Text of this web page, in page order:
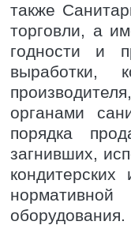
также
торговли, а
годности и
выработки,
органами
порядка
загнивших,
оборудования.